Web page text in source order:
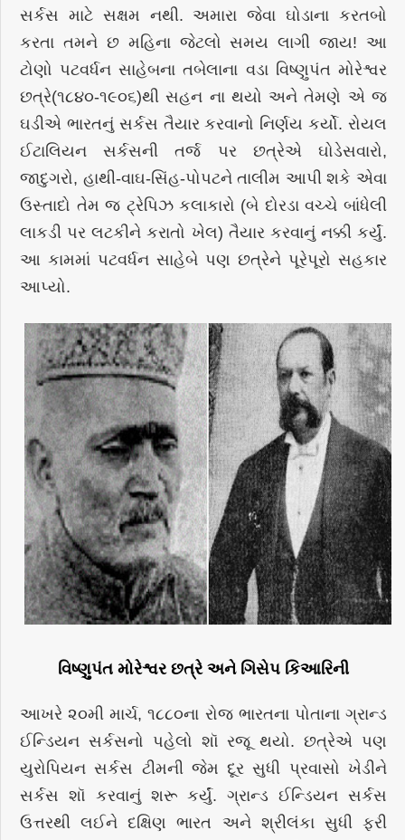
સર્કસ માટે સક્ષમ નથી. અમારા જેવા ઘોડાના કરતબો
કરતા તમને છ મહિના જેટલો સમય લાગી જાય! આ
ટોણો પટવર્ધન સાહેબના તબેલાના વડા વિષ્ણુપંત મોરેશ્વર
છત્રે(૧૮૪૦-૧૯૦૬)થી સહન ના થયો અને તેમણે એ જ
ઘડીએ ભારતનું સર્કસ તૈયાર કરવાનો નિર્ણય કર્યો. રોયલ
ઈટાલિયન સર્કસની તર્જ પર છત્રેએ ઘોડેસવારો,
જાદુગરો, હાથી-વાઘ-સિંહ-પોપટને તાલીમ આપી શકે એવા
ઉસ્તાદો તેમ જ ટ્રેપિઝ કલાકારો (બે દોરડા વચ્ચે બાંધેલી
લાકડી પર લટકીને કરાતો ખેલ) તૈયાર કરવાનું નક્કી કર્યું.
આ કામમાં પટવર્ધન સાહેબે પણ છત્રેને પૂરેપૂરો સહકાર
આપ્યો.
વિષ્ણુપંત મોરેશ્વર છત્રે અને ગિસેપ કિઆરિની
આખરે ૨૦મી માર્ચ, ૧૮૮૦ના રોજ ભારતના પોતાના ગ્રાન્ડ
ઈન્ડિયન સર્કસનો પહેલો શૉ રજૂ થયો. છત્રેએ પણ
યુરોપિયન સર્કસ ટીમની જેમ દૂર સુધી પ્રવાસો ખેડીને
સર્કસ શૉ કરવાનું શરૂ કર્યું. ગ્રાન્ડ ઈન્ડિયન સર્કસ
ઉત્તરથી લઈને દક્ષિણ ભારત અને શ્રીલંકા સુધી ફરી